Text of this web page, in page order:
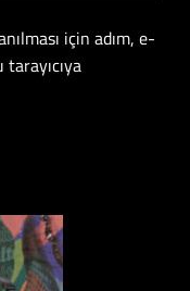
için adım, e-